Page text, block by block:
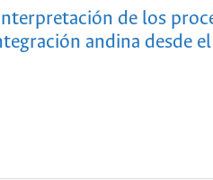
de los
andina desde